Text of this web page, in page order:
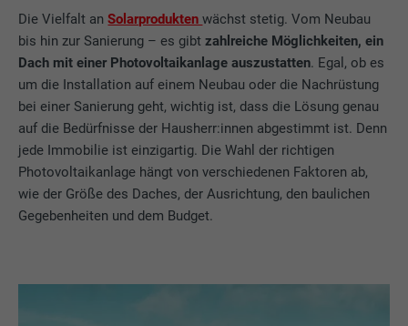
Die Vielfalt anSolarproduktenwächst stetig. Vom Neubau
bis hin zur Sanierung – es gibtzahlreiche Möglichkeiten, ein
Dach mit einer Photovoltaikanlage auszustatten. Egal, ob es
um die Installation auf einem Neubau oder die Nachrüstung
bei einer Sanierung geht, wichtig ist, dass die Lösung genau
auf die Bedürfnisse der Hausherr:innen abgestimmt ist. Denn
jede Immobilie ist einzigartig. Die Wahl der richtigen
Photovoltaikanlage hängt von verschiedenen Faktoren ab,
wie der Größe des Daches, der Ausrichtung, den baulichen
Gegebenheiten und dem Budget.